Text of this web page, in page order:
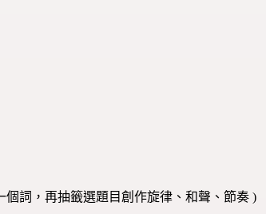
個詞，再抽籤選題目創作旋律、和聲、節奏 )